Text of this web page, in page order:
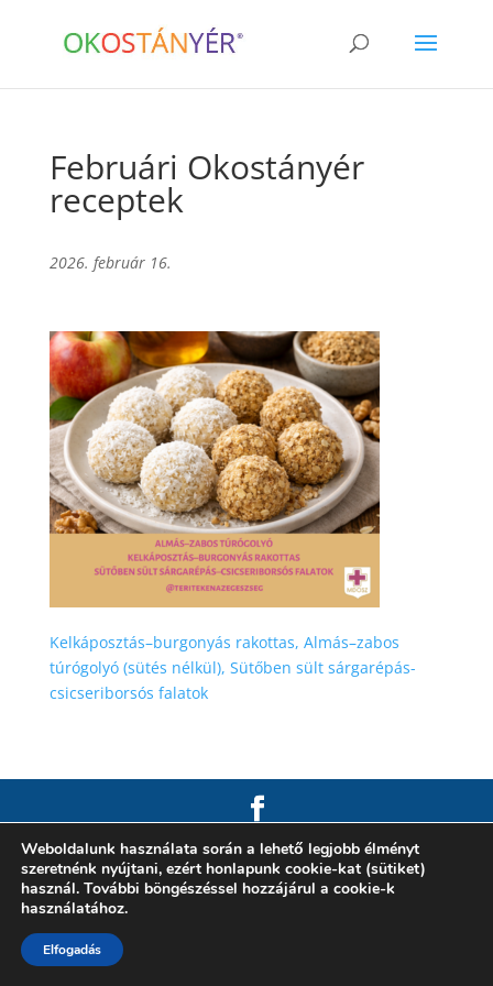
Februári Okostányér
receptek
2026. február 16.
Kelkáposztás–burgonyás rakottas, Almás–zabos
túrógolyó (sütés nélkül), Sütőben sült sárgarépás-
csicseriborsós falatok
Weboldalunk használata során a lehető legjobb élményt
szeretnénk nyújtani, ezért honlapunk cookie-kat (sütiket)
használ. További böngészéssel hozzájárul a cookie-k
használatához.
Elfogadás